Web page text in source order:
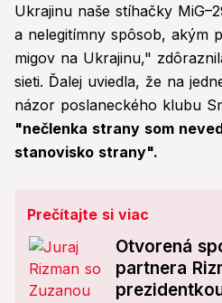
Ukrajinu naše stíhačky
a nelegitímny spôsob, akým
migov na Ukrajinu,"
sieti. Ďalej uviedla, že na
názor poslaneckého klubu
"nečlenka strany som
stanovisko strany".
Prečítajte si viac
Otvorená
partnera